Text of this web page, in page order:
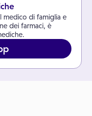
medico di famiglia e
dei farmaci, è